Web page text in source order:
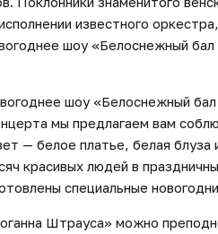
известного
шоу «Белоснежный
шоу «Белоснежный
мы предлагаем вам
— белое платье, белая блуза
красивых людей в
специальные
Штрауса» можно